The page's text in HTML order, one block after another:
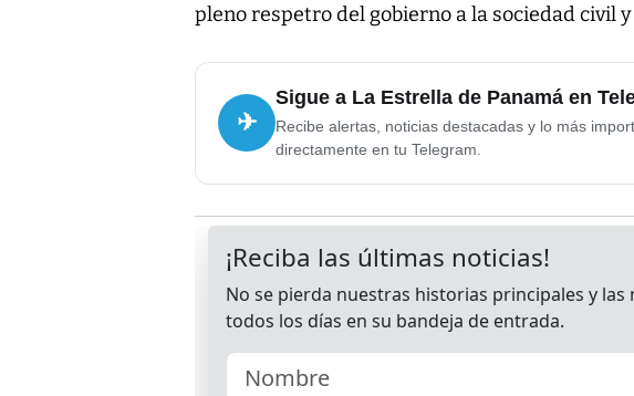
pleno respetro del gobierno a la sociedad civil
✈
Sigue a La Estrella de Panamá en
Recibe alertas, noticias destacadas y lo más
directamente en tu Telegram.